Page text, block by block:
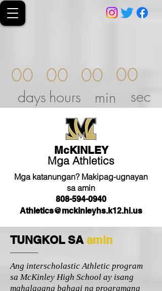
00
days
00
hours
00
min
00
sec
McKINLEY
Mga Athletics
Mga katanungan? Makipag-ugnayan
sa amin
808-594-0940
Athletics@mckinleyhs.k12.hi.us
TUNGKOL SA amin
Ang interscholastic Athletic program
sa McKinley High School ay isang
mahalagang bahagi ng programang